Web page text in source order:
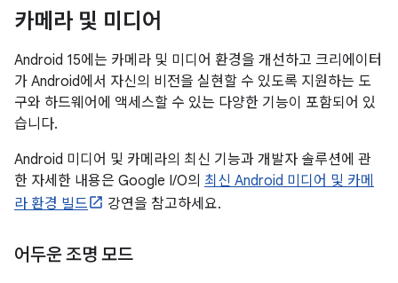
카메라 및 미디어
Android 15에는 카메라 및 미디어 환경을 개선하고 크리에이터
가 Android에서 자신의 비전을 실현할 수 있도록 지원하는 도
구와 하드웨어에 액세스할 수 있는 다양한 기능이 포함되어 있
습니다.
Android 미디어 및 카메라의 최신 기능과 개발자 솔루션에 관
한 자세한 내용은 Google I/O의 최신 Android 미디어 및 카메
라 환경 빌드
강연을 참고하세요.
어두운 조명 모드